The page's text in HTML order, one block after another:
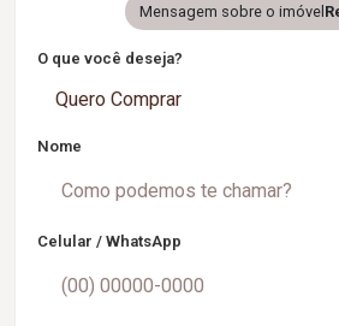
Mensagem sobre o imóvel
O que você deseja?
Quero Comprar
Nome
Celular / WhatsApp